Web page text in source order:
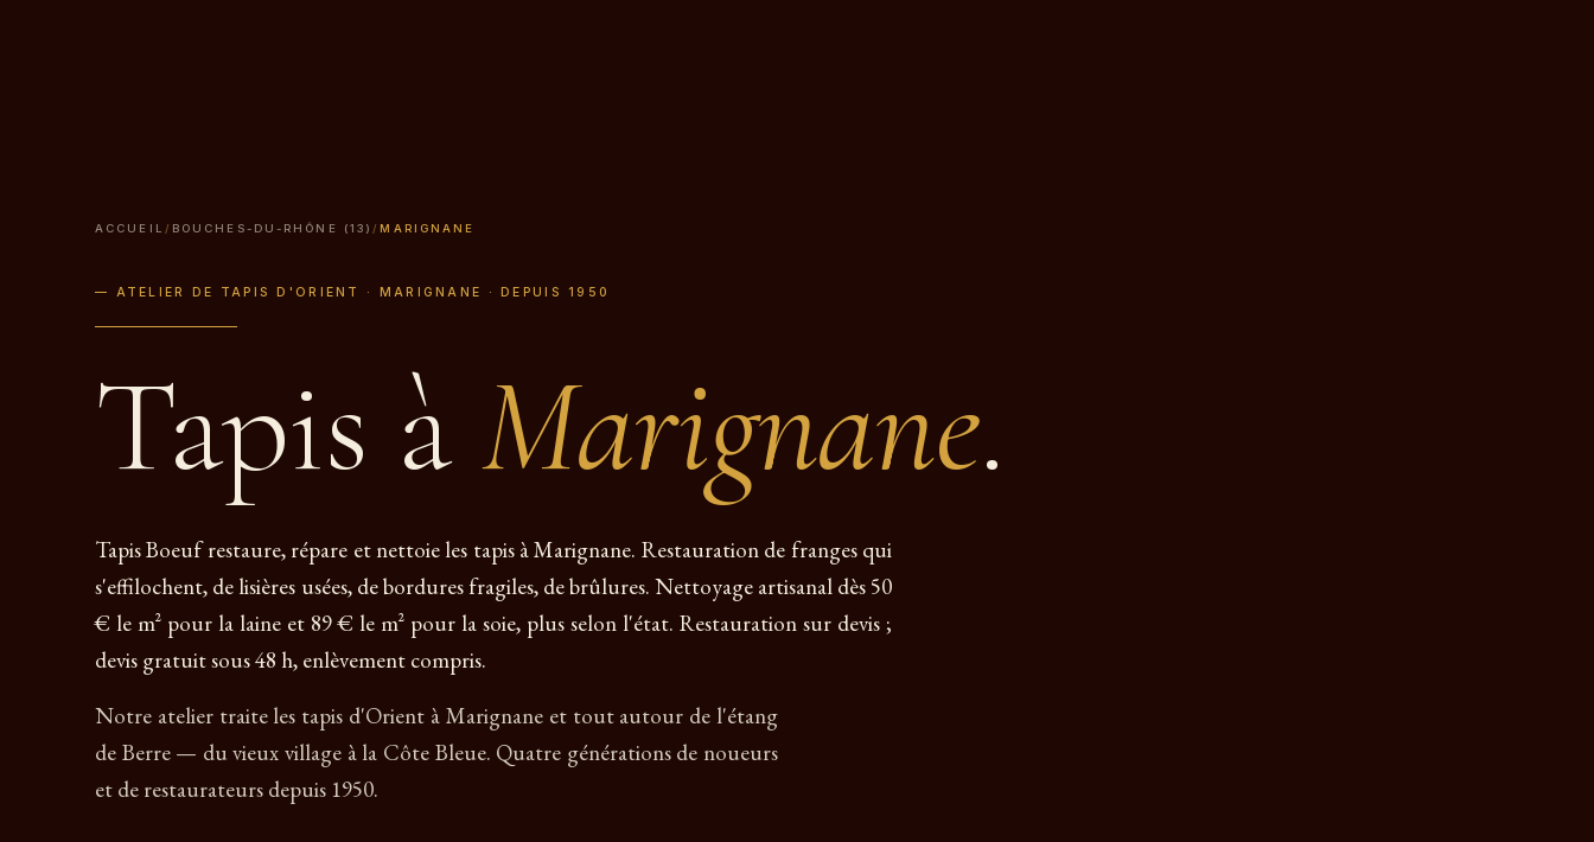
ACCUEIL / BOUCHES-DU-RHÔNE (13) / MARIGNANE
— ATELIER DE TAPIS D'ORIENT · MARIGNANE · DEPUIS 1950
Tapis àMarignane.
Tapis Boeuf restaure, répare et nettoie les tapis à Marignane. Restauration de franges qui
s'effilochent, de lisières usées, de bordures fragiles, de brûlures. Nettoyage artisanal dès 50
€ le m² pour la laine et 89 € le m² pour la soie, plus selon l'état. Restauration sur devis ;
devis gratuit sous 48 h, enlèvement compris.
Notre atelier traite les tapis d'Orient à Marignane et tout autour de l'étang
de Berre — du vieux village à la Côte Bleue. Quatre générations de noueurs
et de restaurateurs depuis 1950.